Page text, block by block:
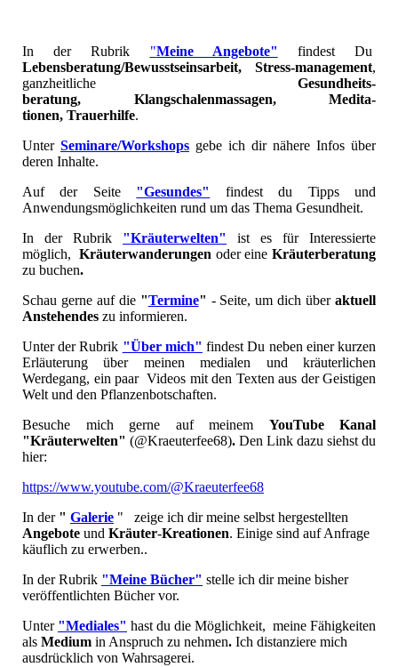
In der Rubrik "Meine Angebote" findest Du
Lebensberatung/Bewusstseinsarbeit, Stress-management,
ganzheitliche Gesundheits-
beratung, Klangschalenmassagen,Medita-
tionen, Trauerhilfe.
Unter Seminare/Workshops gebe ich dir nähere Infos über
deren Inhalte.
Auf der Seite "Gesundes"
findest du Tipps und
Anwendungsmöglichkeiten rund um das Thema Gesundheit.
In der Rubrik
"Kräuterwelten"
ist es für Interessierte
möglich,Kräuterwanderungen oder eineKräuterberatung
zu buchen.
Schau gerne auf die "Termine" - Seite, um dich überaktuell
Anstehendes zu informieren.
Unter der Rubrik "Über mich" findest Du neben einer kurzen
Erläuterung über meinen medialen und kräuterlichen
Werdegang, ein paar Videos mit den Texten aus der Geistigen
Welt und den Pflanzenbotschaften.
Besuche mich gerne auf meinem YouTube Kanal
"Kräuterwelten" (@Kraeuterfee68). Den Link dazu siehst du
hier:
https://www.youtube.com/@Kraeuterfee68
In der " Galerie " zeige ich dir meine selbst hergestellten
Angebote und Kräuter-Kreationen. Einige sind auf Anfrage
käuflich zu erwerben..
In der Rubrik "Meine Bücher" stelle ich dir meine bisher
veröffentlichten Bücher vor.
Unter "Mediales" hast du die Möglichkeit, meine Fähigkeiten
als Medium in Anspruch zu nehmen. Ich distanziere mich
ausdrücklich von Wahrsagerei.